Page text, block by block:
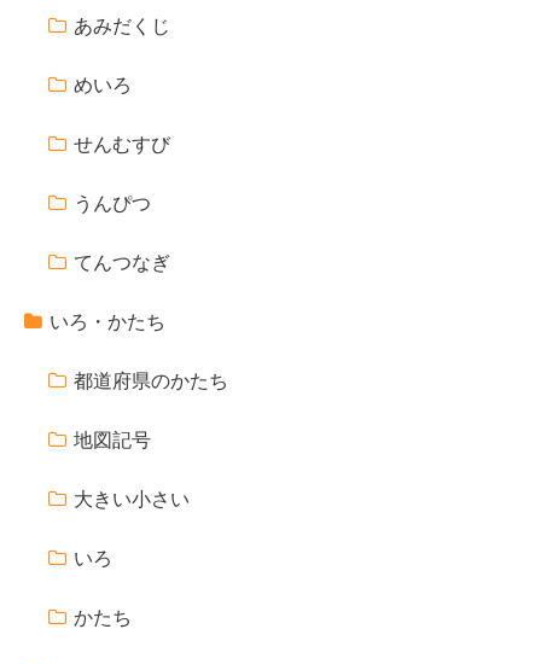
あみだくじ
めいろ
せんむすび
うんぴつ
てんつなぎ
いろ・かたち
都道府県のかたち
地図記号
大きい小さい
いろ
かたち